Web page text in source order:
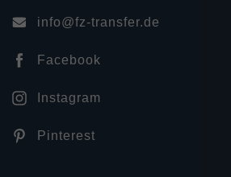
info@fz-transfer.de
Facebook
Instagram
Pinterest